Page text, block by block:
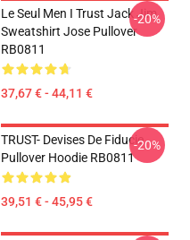
Le Seul Men I Trust Jack Jim
Sweatshirt Jose Pullover
RB0811
37,67 € - 44,11 €
-20%
TRUST- Devises De Fiducie
Pullover Hoodie RB0811
39,51 € - 45,95 €
-20%